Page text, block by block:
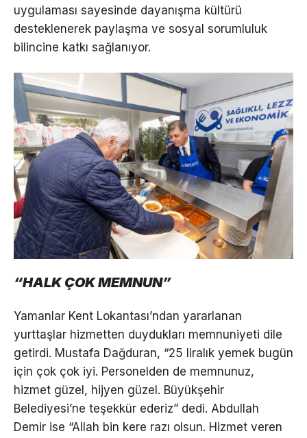
uygulaması sayesinde dayanışma kültürü
desteklenerek paylaşma ve sosyal sorumluluk
bilincine katkı sağlanıyor.
“HALK ÇOK MEMNUN”
Yamanlar Kent Lokantası’ndan yararlanan
yurttaşlar hizmetten duydukları memnuniyeti dile
getirdi. Mustafa Dağduran, “25 liralık yemek bugün
için çok çok iyi. Personelden de memnunuz,
hizmet güzel, hijyen güzel. Büyükşehir
Belediyesi’ne teşekkür ederiz” dedi. Abdullah
Demir ise “Allah bin kere razı olsun. Hizmet veren